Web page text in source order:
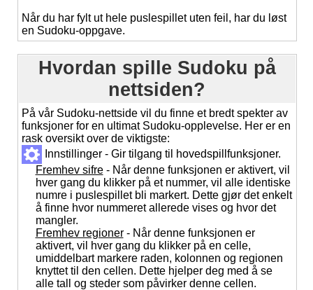
Når du har fylt ut hele puslespillet uten feil, har du løst
en Sudoku-oppgave.
Hvordan spille Sudoku på
nettsiden?
På vår Sudoku-nettside vil du finne et bredt spekter av
funksjoner for en ultimat Sudoku-opplevelse. Her er en
rask oversikt over de viktigste:
Innstillinger - Gir tilgang til hovedspillfunksjoner.
Fremhev sifre- Når denne funksjonen er aktivert, vil
hver gang du klikker på et nummer, vil alle identiske
numre i puslespillet bli markert. Dette gjør det enkelt
å finne hvor nummeret allerede vises og hvor det
mangler.
Fremhev regioner- Når denne funksjonen er
aktivert, vil hver gang du klikker på en celle,
umiddelbart markere raden, kolonnen og regionen
knyttet til den cellen. Dette hjelper deg med å se
alle tall og steder som påvirker denne cellen.